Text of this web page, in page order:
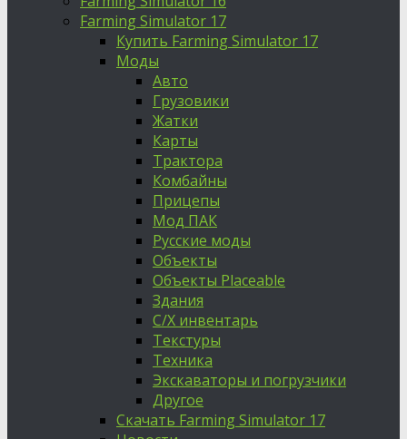
Farming Simulator 17
Купить Farming Simulator 17
Моды
Авто
Грузовики
Жатки
Карты
Трактора
Комбайны
Прицепы
Мод ПАК
Русские моды
Объекты
Объекты Placeable
Здания
С/Х инвентарь
Текстуры
Техника
Экскаваторы и погрузчики
Другое
Скачать Farming Simulator 17